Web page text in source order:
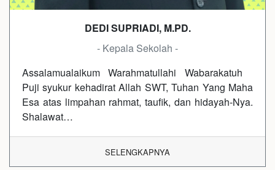
DEDI SUPRIADI, M.PD.
- Kepala Sekolah -
Assalamualaikum Warahmatullahi Wabarakatuh
Puji syukur kehadirat Allah SWT, Tuhan Yang Maha
Esa atas limpahan rahmat, taufik, dan hidayah-Nya.
Shalawat…
SELENGKAPNYA